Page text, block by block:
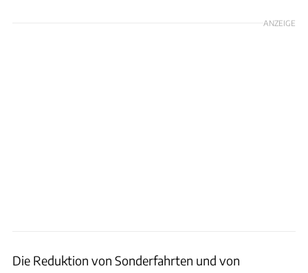
ANZEIGE
Die Reduktion von Sonderfahrten und von